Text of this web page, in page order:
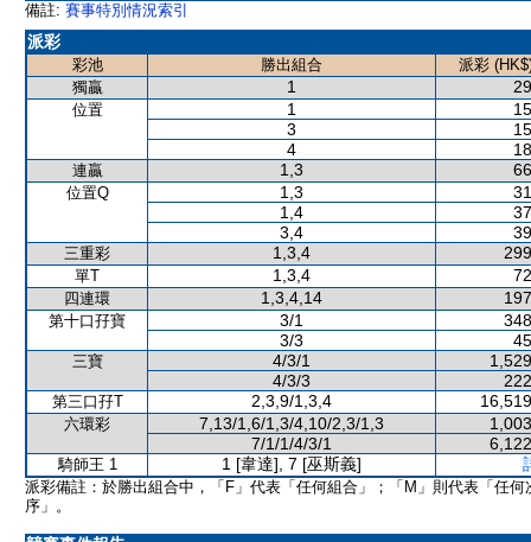
備註: 賽事特別情況索引
派彩
彩池 勝出組合
派彩
獨贏
1
位置 1
3
4
連贏 1,3
位置Q 1,3
1,4
3,4
三重彩 1,3,4
單T 1,3,4
四連環 1,3,4,14
第十口孖寶 3/1
3/3
三寶 4/3/1
4/3/3
第三口孖T 2,3,9/1,3,4
六環彩 7,13/1,6/1,3/4,10/2,3/1,3
7/1/1/4/3/1
騎師王 1 1 [韋達], 7 [巫斯義]
派彩備註：於勝出組合中，「F」代表「任何組合」；「M」則代表「任何
序」。